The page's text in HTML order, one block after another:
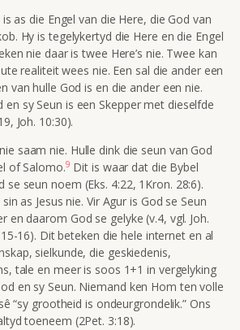
is as die Engel van die Here, die God van
Hy is tegelykertyd die Here en die Engel
nie daar is twee Here’s nie. Twee kan
realiteit wees nie. Een sal die ander een
van hulle God is en die ander een nie.
sy Seun is een Skepper met dieselfde
Joh. 10:30).
saam nie. Hulle dink die seun van God
of Salomo.9 Dit is waar dat die Bybel
se seun noem (Eks. 4:22, 1Kron. 28:6).
as Jesus nie. Vir Agur is God se Seun
en daarom God se gelyke (v.4, vgl. Joh.
16). Dit beteken die hele internet en al
sielkunde, die geskiedenis,
tale en meer is soos 1+1 in vergelyking
en sy Seun. Niemand ken Hom ten volle
“sy grootheid is ondeurgrondelik.” Ons
toeneem (2Pet. 3:18).